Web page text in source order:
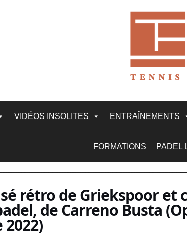
VIDÉOS INSOLITES ENTRAÎNEMENTS
FORMATIONS PADEL
rétro de Griekspoor et
de Carreno Busta
2022)